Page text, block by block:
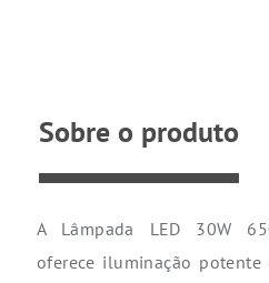
Sobre o produto
A Lâmpada LED 30W
oferece iluminação